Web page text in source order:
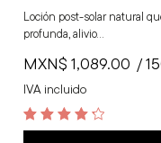
Loción post-solar natural
profunda, alivio…
MXN$ 1,089.00
IVA incluido
/
4.4